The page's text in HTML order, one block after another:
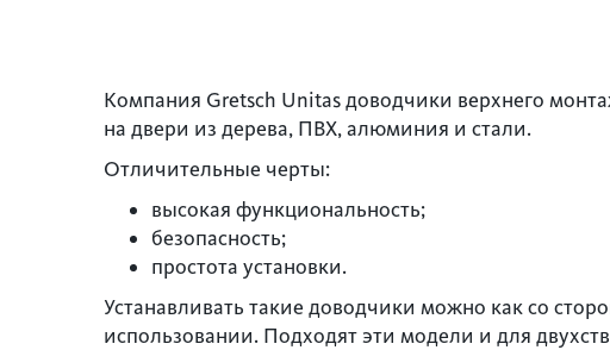
Компания Gretsch Unitas доводчики верхнего
на двери из дерева, ПВХ, алюминия и стали.
Отличительные черты:
высокая функциональность;
безопасность;
простота установки.
Устанавливать такие доводчики можно как со
использовании. Подходят эти модели и для